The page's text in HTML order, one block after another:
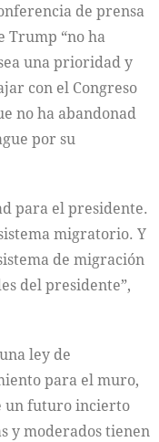
de prensa
Trump “no ha
una prioridad y
con el Congreso
no ha abandonad
por su
para el presidente.
migratorio. Y
de migración
del presidente”,
ley de
para el muro,
un futuro incierto
y moderados tienen